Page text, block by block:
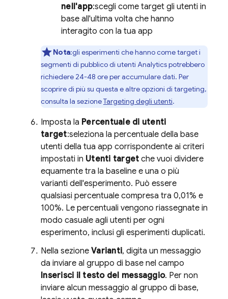
nell'app:scegli come target gli utenti in
base all'ultima volta che hanno
interagito con la tua app
Nota:gli esperimenti che hanno come target i
segmenti di pubblico di utenti Analyticspotrebbero
richiedere 24-48 ore per accumulare dati. Per
scoprire di più su questa e altre opzioni di targeting,
consulta la sezioneTargeting degli utenti.
Imposta la Percentuale di utenti
target:seleziona la percentuale della base
utenti della tua app corrispondente ai criteri
impostati in Utenti target che vuoi dividere
equamente tra la baseline e una o più
varianti dell'esperimento. Può essere
qualsiasi percentuale compresa tra 0,01% e
100%. Le percentuali vengono riassegnate in
modo casuale agli utenti per ogni
esperimento, inclusi gli esperimenti duplicati.
Nella sezione Varianti, digita un messaggio
da inviare al gruppo di base nel campo
Inserisci il testo del messaggio. Per non
inviare alcun messaggio al gruppo di base,